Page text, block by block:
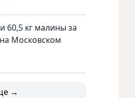
60,5 кг малины за
Московском
→